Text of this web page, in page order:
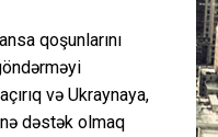
qoşunlarını
və Ukraynaya,
dəstək olmaq